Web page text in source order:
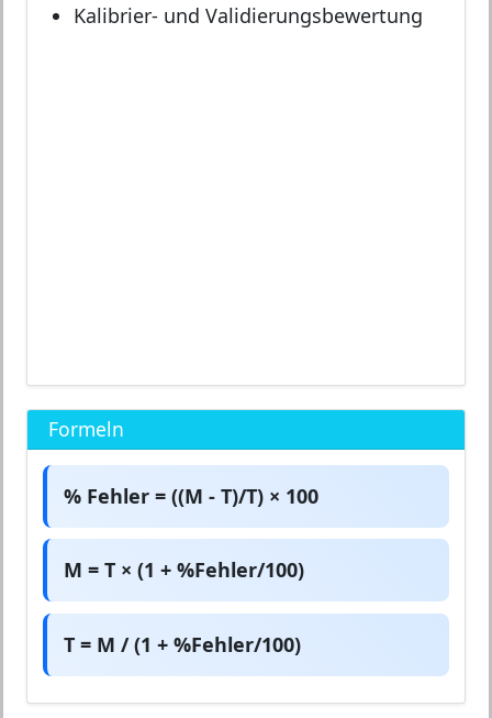
Kalibrier- und Validierungsbewertung
Formeln
% Fehler = ((M - T)/T) × 100
M = T × (1 + %Fehler/100)
T = M / (1 + %Fehler/100)